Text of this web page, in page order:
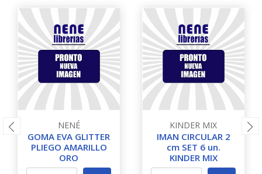
NENÉ
GOMA EVA GLITTER
PLIEGO AMARILLO
ORO
KINDER MIX
IMAN CIRCULAR 2
cm SET 6 un.
KINDER MIX